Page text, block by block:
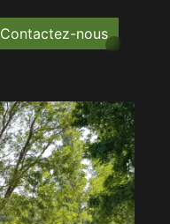
Contactez-nous